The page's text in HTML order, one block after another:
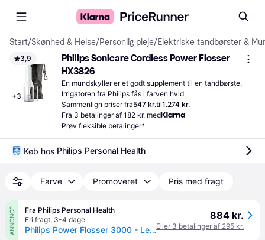
Start/Skønhed & Helse/Personlig pleje/Elektriske tandbørster &
3,9
+3
Philips Sonicare Cordless Power Flosser
HX3826
En mundskyller er et godt supplement til en tandbørste.
Irrigatoren fra Philips fås i farven hvid.
Sammenlign priser fra547 kr.til1.274 kr.
Fra 3 betalinger af 182 kr. med
Prøv fleksible betalinger*
Køb hos Philips Personal Health
Farve Promoveret Pris med fragt
ANNONCE
Fra Philips Personal Health
Fri fragt, 3-4 dage
Philips Power Flosser 3000 - Ledningsfri Mundskyller - HX3826/31
884 kr.
Eller 3 betalinger af 295 kr.